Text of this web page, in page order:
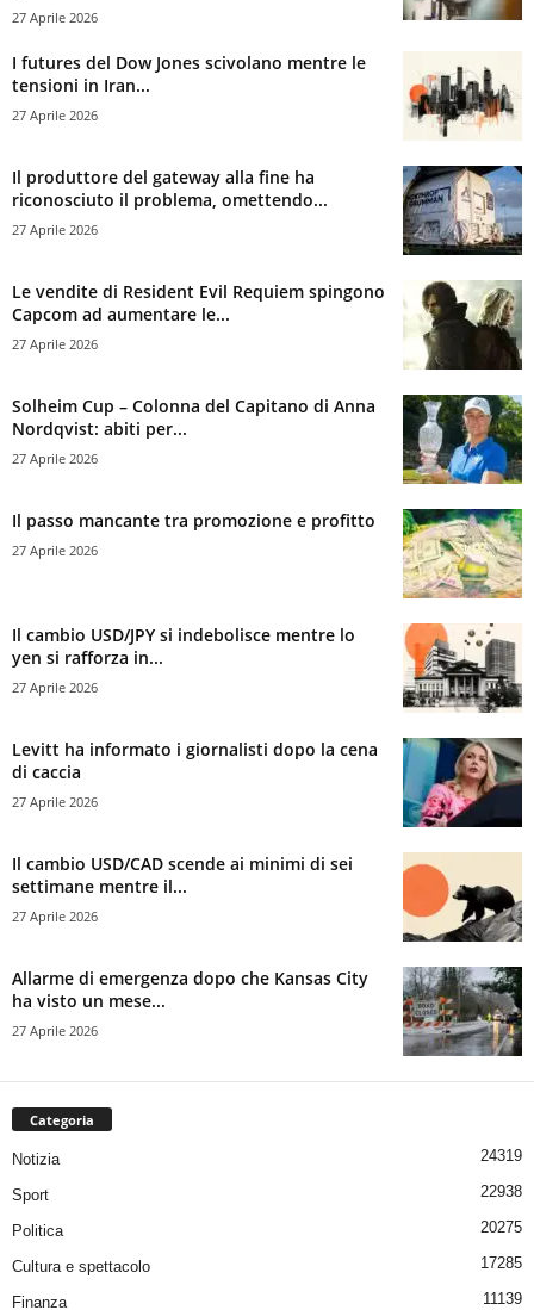
27 Aprile 2026
I futures del Dow Jones scivolano mentre le
tensioni in Iran...
27 Aprile 2026
Il produttore del gateway alla fine ha
riconosciuto il problema, omettendo...
27 Aprile 2026
Le vendite di Resident Evil Requiem spingono
Capcom ad aumentare le...
27 Aprile 2026
Solheim Cup – Colonna del Capitano di Anna
Nordqvist: abiti per...
27 Aprile 2026
Il passo mancante tra promozione e profitto
27 Aprile 2026
Il cambio USD/JPY si indebolisce mentre lo
yen si rafforza in...
27 Aprile 2026
Levitt ha informato i giornalisti dopo la cena
di caccia
27 Aprile 2026
Il cambio USD/CAD scende ai minimi di sei
settimane mentre il...
27 Aprile 2026
Allarme di emergenza dopo che Kansas City
ha visto un mese...
27 Aprile 2026
Categoria
Notizia 24319
Sport 22938
Politica 20275
Cultura e spettacolo 17285
Finanza 11139